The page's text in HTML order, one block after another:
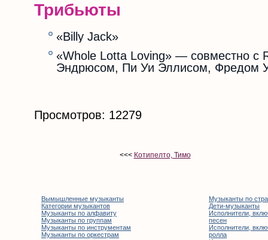
Трибьюты
«Billy Jack»
«Whole Lotta Loving» — совместно с
Эндрюсом, Пи Уи Эллисом, Фредом
Просмотров: 12279
<<< Котипелто, Тимо
Вымышленные музыканты
Категории музыкантов
Музыканты по алфавиту
Музыканты по группам
Музыканты по инструментам
Музыканты по оркестрам
Музыканты по
Дети-музыканты
Исполнители,
песен
Исполнители,
ролла